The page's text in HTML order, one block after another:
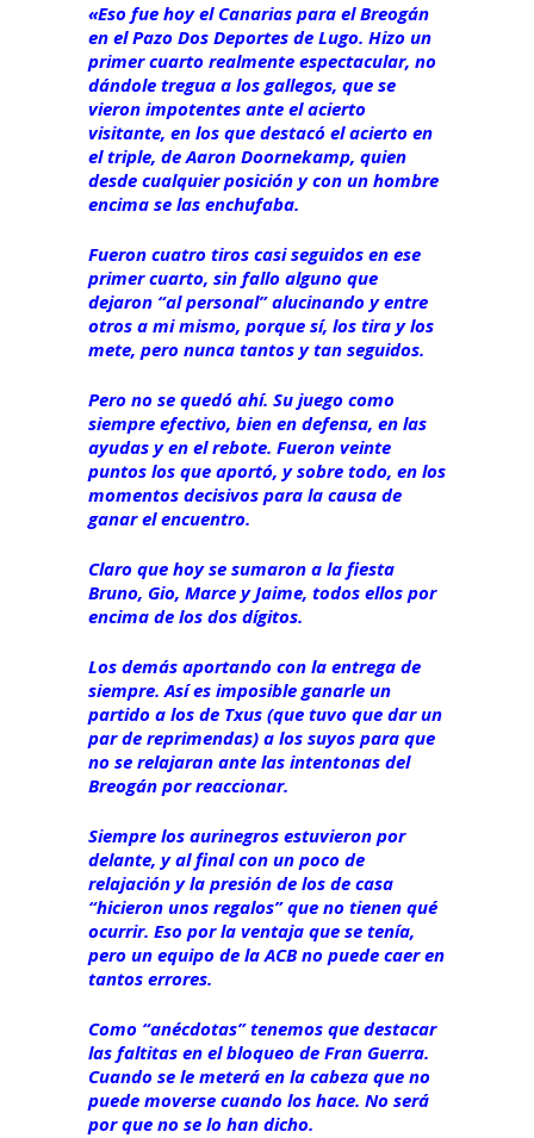
«Eso fue hoy el Canarias para el Breogán
en el Pazo Dos Deportes de Lugo. Hizo un
primer cuarto realmente espectacular, no
dándole tregua a los gallegos, que se
vieron impotentes ante el acierto
visitante, en los que destacó el acierto en
el triple, de Aaron Doornekamp, quien
desde cualquier posición y con un hombre
encima se las enchufaba.
Fueron cuatro tiros casi seguidos en ese
primer cuarto, sin fallo alguno que
dejaron “al personal” alucinando y entre
otros a mi mismo, porque sí, los tira y los
mete, pero nunca tantos y tan seguidos.
Pero no se quedó ahí. Su juego como
siempre efectivo, bien en defensa, en las
ayudas y en el rebote. Fueron veinte
puntos los que aportó, y sobre todo, en los
momentos decisivos para la causa de
ganar el encuentro.
Claro que hoy se sumaron a la fiesta
Bruno, Gio, Marce y Jaime, todos ellos por
encima de los dos dígitos.
Los demás aportando con la entrega de
siempre. Así es imposible ganarle un
partido a los de Txus (que tuvo que dar un
par de reprimendas) a los suyos para que
no se relajaran ante las intentonas del
Breogán por reaccionar.
Siempre los aurinegros estuvieron por
delante, y al final con un poco de
relajación y la presión de los de casa
“hicieron unos regalos” que no tienen qué
ocurrir. Eso por la ventaja que se tenía,
pero un equipo de la ACB no puede caer en
tantos errores.
Como “anécdotas” tenemos que destacar
las faltitas en el bloqueo de Fran Guerra.
Cuando se le meterá en la cabeza que no
puede moverse cuando los hace. No será
por que no se lo han dicho.